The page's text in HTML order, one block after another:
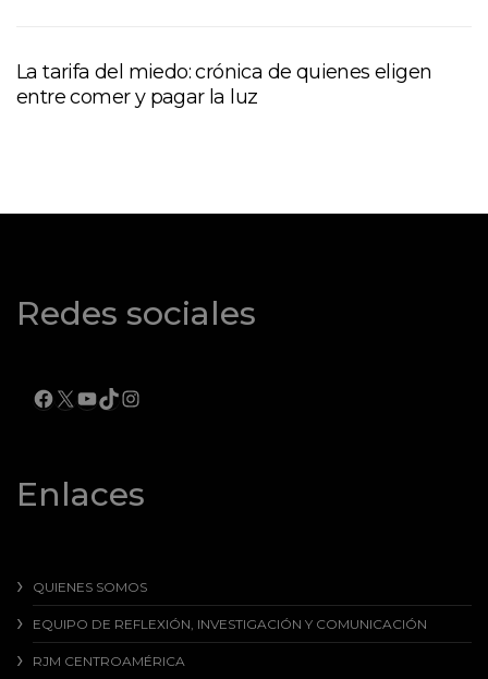
La tarifa del miedo: crónica de quienes eligen
entre comer y pagar la luz
Redes sociales
FACEBOOK
X YOUTUBE
TIKTOK
INSTAGRAM
Enlaces
QUIENES SOMOS
EQUIPO DE REFLEXIÓN, INVESTIGACIÓN Y COMUNICACIÓN
RJM CENTROAMÉRICA